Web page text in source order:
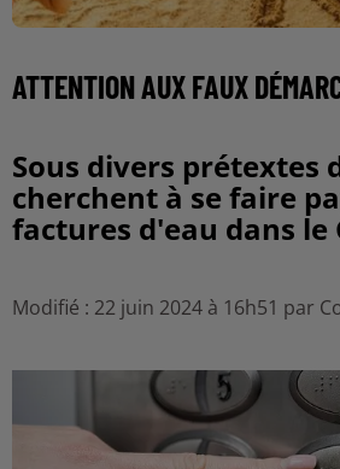
ATTENTION AUX FAUX
Sous divers prétextes
cherchent à se faire
factures d'eau dans le
Modifié : 22 juin 2024 à 16h51 par